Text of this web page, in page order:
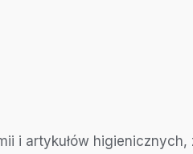
i artykułów